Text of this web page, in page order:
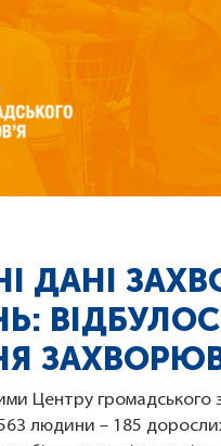
ДАНІ
Центру громадського
людини – 185